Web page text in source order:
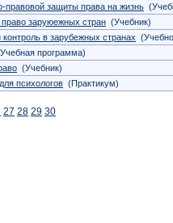
правовой защиты права на жизнь
право заруюежных стран (Учебник)
контроль в зарубежных странах
программа)
(Учебник)
психологов (Практикум)
27 28 29 30